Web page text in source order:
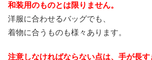
和装用のものとは限りません。
洋服に合わせるバッグでも、
着物に合うものも様々あります。
注意しなければならない点は、手が長す